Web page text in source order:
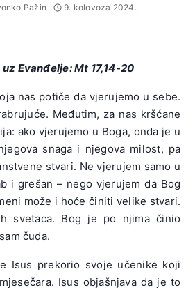
Pažin 9. kolovoza 2024.
Evanđelje:Mt 17,14-20
nas potiče da vjerujemo u sebe.
Međutim, za nas kršćane
ako vjerujemo u Boga, onda je u
snaga i njegova milost, pa
stvari. Ne vjerujem samo u
i grešan – nego vjerujem da Bog
može i hoće činiti velike stvari.
svetaca. Bog je po njima činio
čuda.
Isus prekorio svoje učenike koji
Isus objašnjava da je to